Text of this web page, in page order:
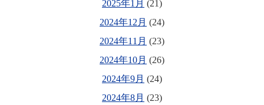
2025年1月 (21)
2024年12月 (24)
2024年11月 (23)
2024年10月 (26)
2024年9月 (24)
2024年8月 (23)